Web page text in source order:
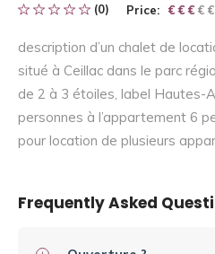
(0) Price: € € € € €
€ € €
description d’un chalet de
situé à Ceillac dans le parc
de 2 à 3 étoiles, label Hautes-
personnes à l’appartement 6
pour location de plusieurs
Frequently Asked